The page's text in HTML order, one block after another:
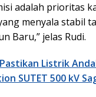
adalah prioritas
menyala stabil
Baru,” jelas Rudi.
Listrik
SUTET 500 kV